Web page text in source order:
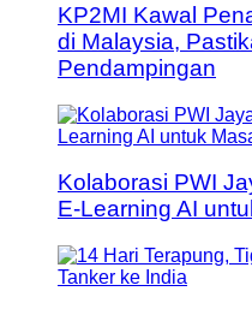
KP2MI Kawal
di Malaysia,
Pendampingan
Kolaborasi PWI
E-Learning AI